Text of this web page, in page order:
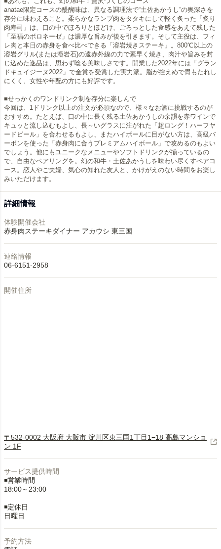
anatae限定コースの醍醐味は、異なる調理法で“土佐あかうし”の奥深さを
存分に味わえること。柔らかなランプ肉をタタキにして軽く炙った「炙り
肉寿司」は、口の中でほろりとほどけ、ごろっとした食感をあえて残した
「至福のボロネーゼ」は濃厚な旨みが後を引きます。そして主役は、フィ
レ肉と本日の赤身を食べ比べできる「溶岩焼きステーキ」。800℃以上の
溶岩グリル(または溶岩石)の遠赤外線の力で素早く焼き、肉汁や旨みを封
じ込めた逸品は、思わず唸る美味しさです。開業した2022年には「グラン
ドキュイジーヌ2022」で金賞を受賞した実力派。脂が控えめで胃もたれし
にくく、女性や年配の方にも好評です。
■せっかくのワンドリンク制を存分に楽しんで
今回は、1ドリンク以上の注文が必須なので、様々なお酒に挑戦するのが
おすすめ。たとえば、口の中に長く残る土佐あかうしの余韻を赤ワインで
キュッと流し込むもよし、長～いグラスに注がれた「超ロング！ハーフヤ
ードビール」を合わせるもよし、またハイボールに目がない方は、高級バ
ーボンを使った「赤身肉に合うプレミアムハイボール」で攻めるのもよい
でしょう。他にもユニークなメニューやソフトドリンクが揃っているの
で、自由なペアリングを。幻の和牛・土佐あかうしを味わい尽くすペアコ
ース。恋人やご夫婦、気心の知れた友人と、かけがえのない時間をお楽し
みいただけます。
詳細情報
体験開催会社
赤身肉ステーキダイナー アカウシ 東三国
連絡情報
06-6151-2958
開催住所
〒532-0002 大阪府 大阪市 淀川区東三国1丁目1−18 高島マンショ
ン 1F
サービス提供時間
◾️営業時間
18:00～23:00
◾️定休日
日曜日
予約方法